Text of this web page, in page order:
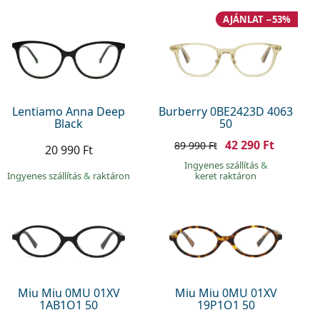
Lentiamo Anna Deep
Black
20 990 Ft
Ingyenes szállítás& raktáron
Burberry 0BE2423D 4063
50
AJÁNLAT −53%
89 990 Ft 42 290 Ft
Ingyenes szállítás&
keret raktáron
Miu Miu 0MU 01XV
1AB1O1 50
Miu Miu 0MU 01XV
19P1O1 50